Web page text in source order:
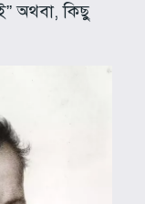
অথবা, কিছু